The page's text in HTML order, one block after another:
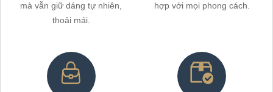
mà vẫn giữ dáng tự nhiên,
thoải mái.
hợp với mọi phong cách.